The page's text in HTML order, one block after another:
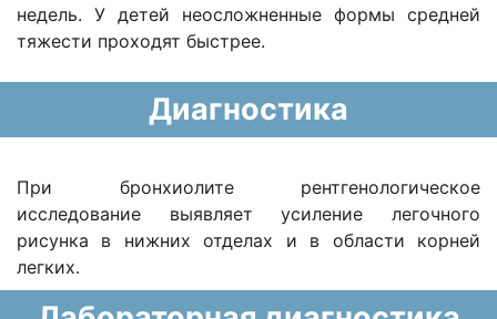
недель. У детей неосложненные формы средней
тяжести проходят быстрее.
Диагностика
При бронхиолите рентгенологическое
исследование выявляет усиление легочного
рисунка в нижних отделах и в области корней
легких.